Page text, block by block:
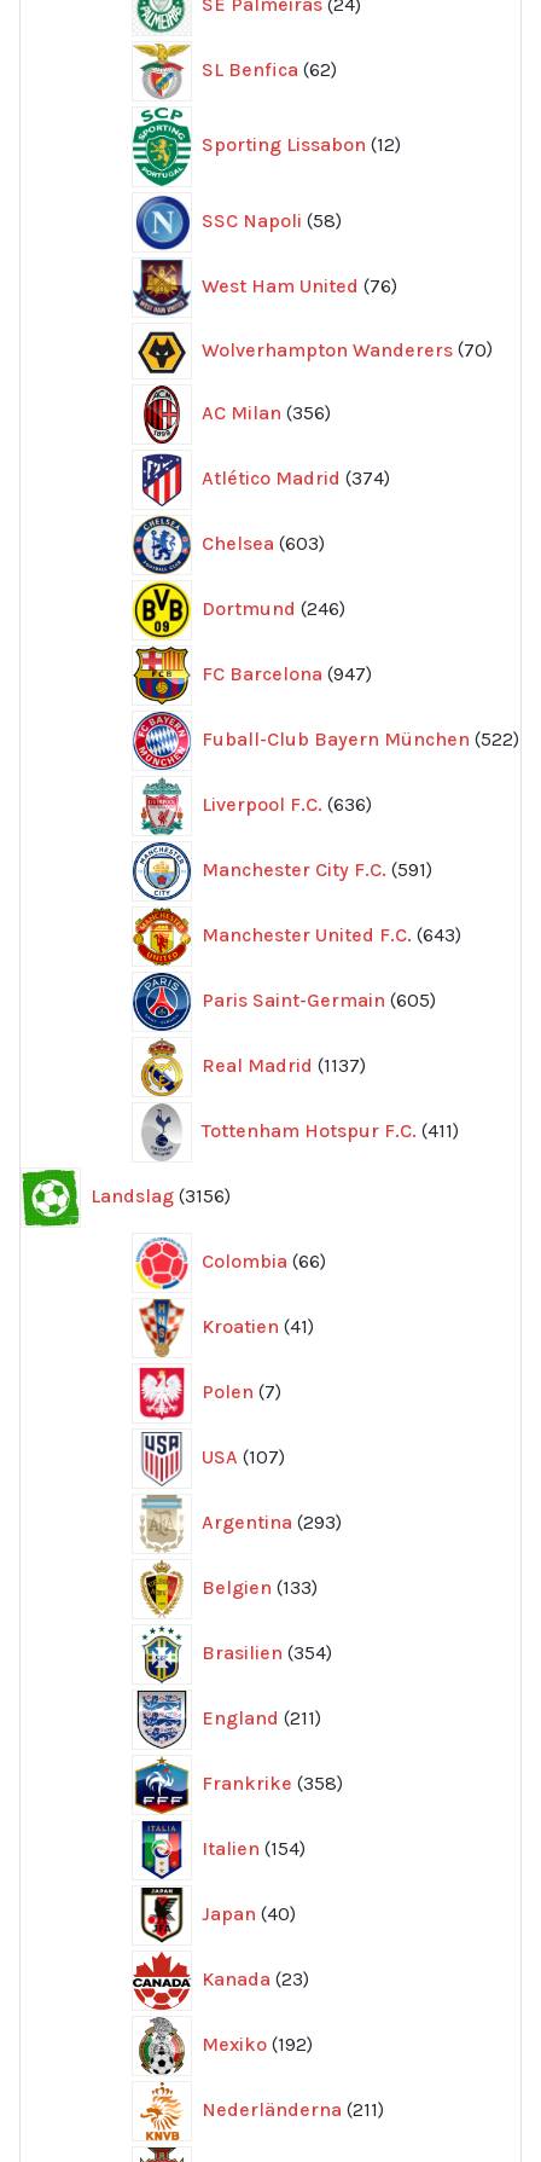
SE Palmeiras 24
produkter
SL Benfica 62
produkter
Sporting Lissabon 12produkter
SSC Napoli 58
produkter
West Ham United 76
produkter
Wolverhampton Wanderers 70
AC Milan 356
produkter
Atlético Madrid 374
produkter
Chelsea 603
produkter
Dortmund 246
produkter
FC Barcelona 947
produkter
Fuball-Club Bayern München 522
Liverpool F.C. 636
produkter
Manchester City F.C. 591
produkter
Manchester United F.C. 643
Paris Saint-Germain 605
produkter
Real Madrid 1137
produkter
Tottenham Hotspur F.C. 411
produkter
Landslag 3156
produkter
Colombia 66
produkter
Kroatien 41
produkter
Polen 7
produkter
USA 107
produkter
Argentina 293
produkter
Belgien 133
produkter
Brasilien 354
produkter
England 211
produkter
Frankrike 358
produkter
Italien 154
produkter
Japan 40
produkter
Kanada 23
produkter
Mexiko 192
produkter
Nederländerna 211
produkter